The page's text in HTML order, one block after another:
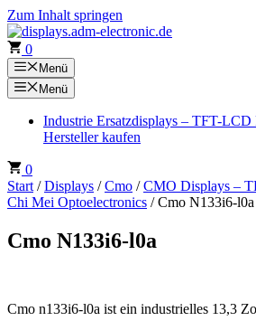
Zum Inhalt springen
0
Menü
Menü
Industrie Ersatzdisplays – TFT-LCD
Hersteller kaufen
0
Start /Displays /Cmo /CMO Displays –
Chi Mei Optoelectronics / Cmo N133i6-l0a
Cmo N133i6-l0a
Cmo n133i6-l0a ist ein industrielles 13,3